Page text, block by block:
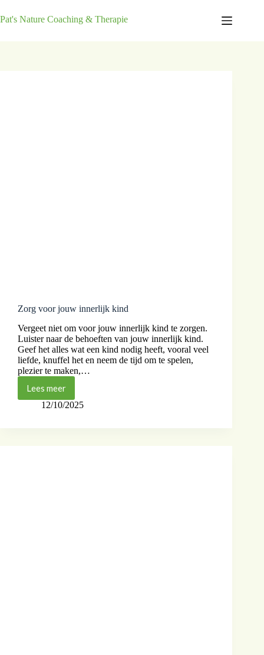
Pat's Nature Coaching & Therapie
Zorg voor jouw innerlijk kind
Vergeet niet om voor jouw innerlijk kind te zorgen.
Luister naar de behoeften van jouw innerlijk kind.
Geef het alles wat een kind nodig heeft, vooral veel
liefde, knuffel het en neem de tijd om te spelen,
plezier te maken,…
Lees meer
12/10/2025